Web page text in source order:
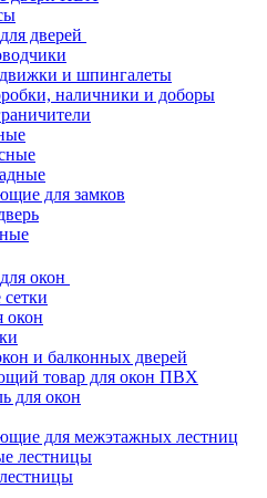
дверей
и шпингалеты
наличники и доборы
для замков
окон
окон
и балконных дверей
товар для окон ПВХ
для окон
для межэтажных лестниц
лестницы